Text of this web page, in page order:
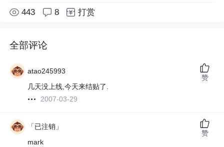
443 8 打赏
全部评论
atao245993
几天没上线,今天来结贴了.
2007-03-29
赞
「已注销」
mark
赞